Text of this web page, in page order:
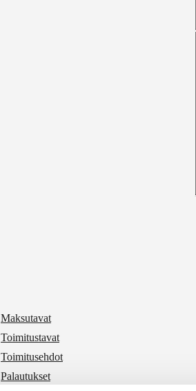
Maksutavat
Toimitustavat
Toimitusehdot
Palautukset